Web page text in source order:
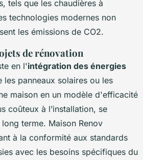
tels que les chaudières à
technologies modernes non
les émissions de CO2.
de rénovation
en l'intégration des énergies
panneaux solaires ou les
maison en un modèle d'efficacité
coûteux à l’installation, se
terme. Maison Renov
à la conformité aux standards
avec les besoins spécifiques du